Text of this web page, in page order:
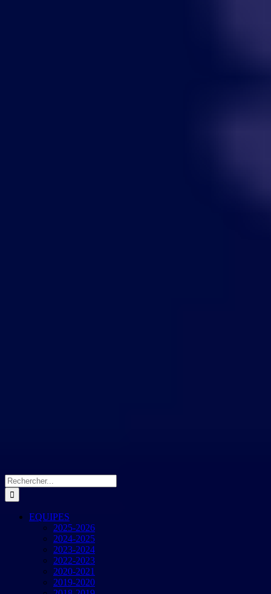
Rechercher:
EQUIPES
2025-2026
2024-2025
2023-2024
2022-2023
2020-2021
2019-2020